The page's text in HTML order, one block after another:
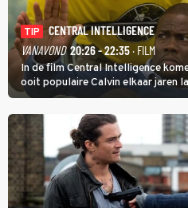
TIP
CENTRAL INTELLIGENCE
VANAVOND 20:26 - 22:35· FILM
In de film Central Intelligence
ooit populaire Calvin elkaar jaren
inmiddels supergespierd en
goed kan gebruiken.